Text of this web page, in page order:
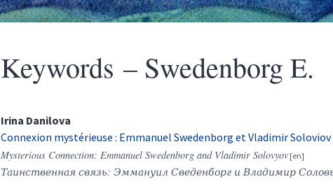
Keywords – Swedenborg E.
Irina Danilova
Connexion mystérieuse : Emmanuel Swedenborg et Vladimir Soloviov
Mysterious Connection: Emmanuel Swedenborg and Vladimir Solovyov
Таинственная связь: Эммануил Сведенборг и Владимир